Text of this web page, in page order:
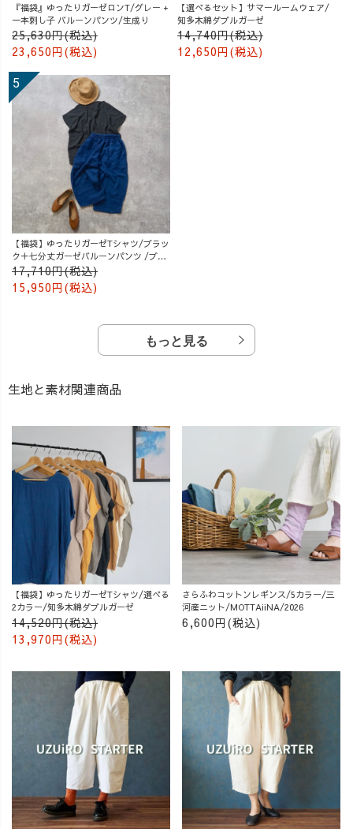
『福袋』ゆったりガーゼロンT/グレー +
一本刺し子 バルーンパンツ/生成り
25,630円(税込)
23,650円(税込)
【選べるセット】サマールームウェア/
知多木綿ダブルガーゼ
14,740円(税込)
12,650円(税込)
【福袋】ゆったりガーゼTシャツ/ブラッ
ク＋七分丈ガーゼバルーンパンツ /ブル
ー
17,710円(税込)
15,950円(税込)
もっと見る
生地と素材関連商品
【福袋】ゆったりガーゼTシャツ/選べる
2カラー/知多木綿ダブルガーゼ
14,520円(税込)
13,970円(税込)
さらふわコットンレギンス/5カラー/三
河産ニット/MOTTAiiNA/2026
6,600円(税込)